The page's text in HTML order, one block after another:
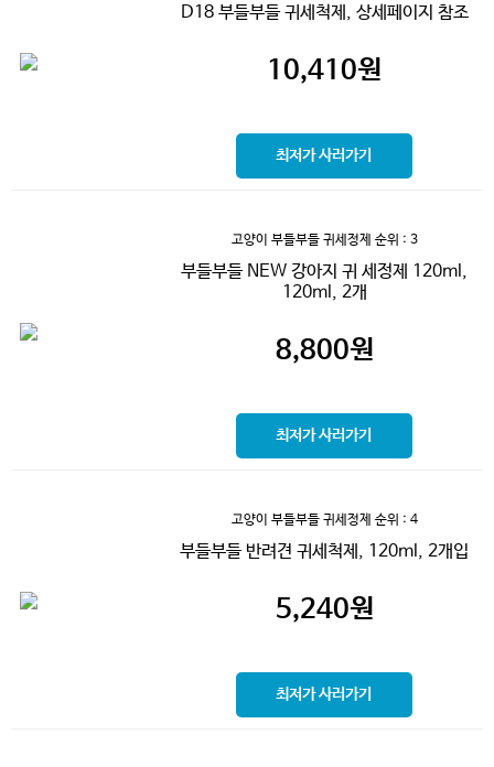
D18 부들부들 귀세척제, 상세페이지 참조
10,410원
최저가 사러가기
고양이 부들부들 귀세정제 순위 : 3
부들부들 NEW 강아지 귀 세정제 120ml,
120ml, 2개
8,800원
최저가 사러가기
고양이 부들부들 귀세정제 순위 : 4
부들부들 반려견 귀세척제, 120ml, 2개입
5,240원
최저가 사러가기